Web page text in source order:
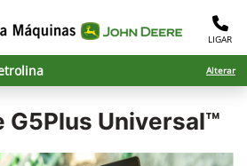
LIGAR
Alterar
G5Plus Universal™